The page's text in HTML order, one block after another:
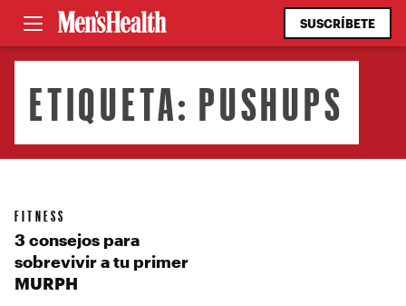
SUSCRÍBETE
ETIQUETA: PUSHUPS
FITNESS
3 consejos para
sobrevivir a tu primer
MURPH